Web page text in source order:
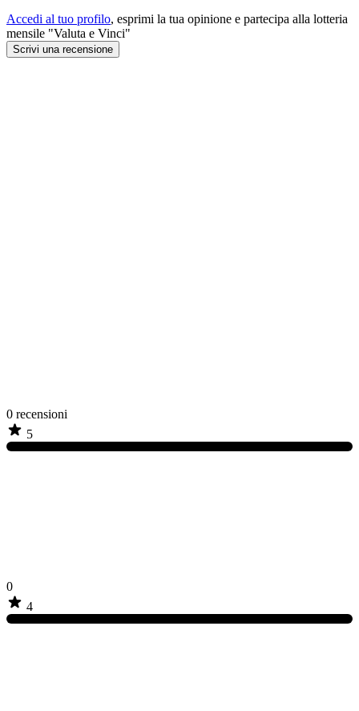
Accedi al tuo profilo, esprimi la tua opinione e partecipa alla lotteria
mensile "Valuta e Vinci"
Scrivi una recensione
0 recensioni
5
0
4